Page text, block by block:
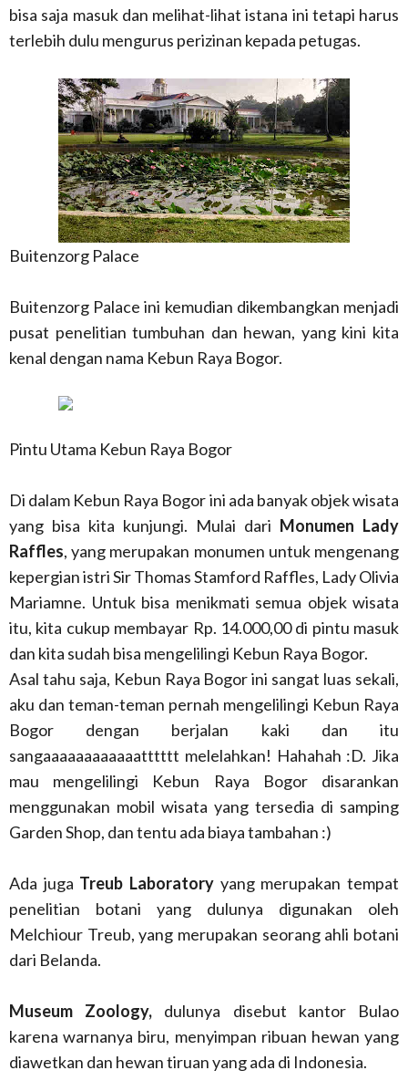
bisa saja masuk dan melihat-lihat istana ini tetapi harus
terlebih dulu mengurus perizinan kepada petugas.
Buitenzorg Palace
Buitenzorg Palace ini kemudian dikembangkan menjadi
pusat penelitian tumbuhan dan hewan, yang kini kita
kenal dengan nama Kebun Raya Bogor.
Pintu Utama Kebun Raya Bogor
Di dalam Kebun Raya Bogor ini ada banyak objek wisata
yang bisa kita kunjungi. Mulai dari Monumen Lady
Raffles, yang merupakan monumen untuk mengenang
kepergian istri Sir Thomas Stamford Raffles, Lady Olivia
Mariamne. Untuk bisa menikmati semua objek wisata
itu, kita cukup membayar Rp. 14.000,00 di pintu masuk
dan kita sudah bisa mengelilingi Kebun Raya Bogor.
Asal tahu saja, Kebun Raya Bogor ini sangat luas sekali,
aku dan teman-teman pernah mengelilingi Kebun Raya
Bogor dengan berjalan kaki dan itu
sangaaaaaaaaaaaatttttt melelahkan! Hahahah :D. Jika
mau mengelilingi Kebun Raya Bogor disarankan
menggunakan mobil wisata yang tersedia di samping
Garden Shop, dan tentu ada biaya tambahan :)
Ada juga Treub Laboratory yang merupakan tempat
penelitian botani yang dulunya digunakan oleh
Melchiour Treub, yang merupakan seorang ahli botani
dari Belanda.
Museum Zoology, dulunya disebut kantor Bulao
karena warnanya biru, menyimpan ribuan hewan yang
diawetkan dan hewan tiruan yang ada di Indonesia.